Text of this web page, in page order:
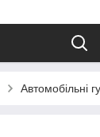
Автомобільні